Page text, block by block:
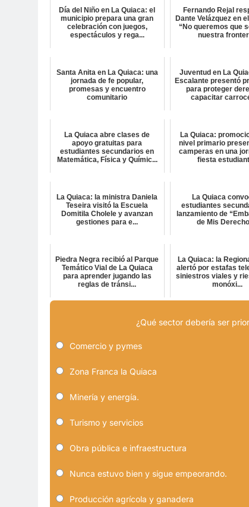
Día del Niño en La Quiaca: el
municipio prepara una gran
celebración con juegos,
espectáculos y rega...
Fernando Rejal
Dante Velázquez en
“No queremos que
nuestra
Santa Anita en La Quiaca: una
jornada de fe popular,
promesas y encuentro
comunitario
Juventud en La
Escalante presentó
para proteger
capacitar
La Quiaca abre clases de
apoyo gratuitas para
estudiantes secundarios en
Matemática, Física y Químic...
La Quiaca:
nivel primario
camperas en una
fiesta
La Quiaca: la ministra Daniela
Teseira visitó la Escuela
Domitila Cholele y avanzan
gestiones para e...
La Quiaca
estudiantes
lanzamiento de
de Mis
Piedra Negra recibió al Parque
Temático Vial de La Quiaca
para aprender jugando las
reglas de tránsi...
La Quiaca: la
alertó por estafas
siniestros viales y
monóxi...
¿Qué sector debería ser
Comercio y pymes
Zona Franca la Quiaca
Minería y energía.
Turismo y servicios
Obra pública e infraestructura
Nunca estuvo bien y sigue empeorando.
Producción agrícola y ganadera